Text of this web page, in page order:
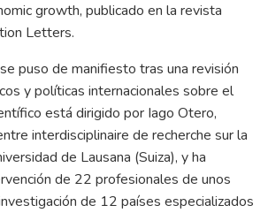
growth, publicado en la revista
Letters.
puso de manifiesto tras una revisión
y políticas internacionales sobre el
está dirigido por Iago Otero,
interdisciplinaire de recherche sur la
de Lausana (Suiza), y ha
de 22 profesionales de unos
de 12 países especializados